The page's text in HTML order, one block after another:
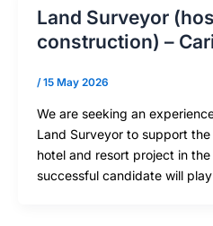
Land Surveyor
construction) –
/15 May 2026
We are seeking an
Land Surveyor to support
hotel and resort project in
successful candidate will